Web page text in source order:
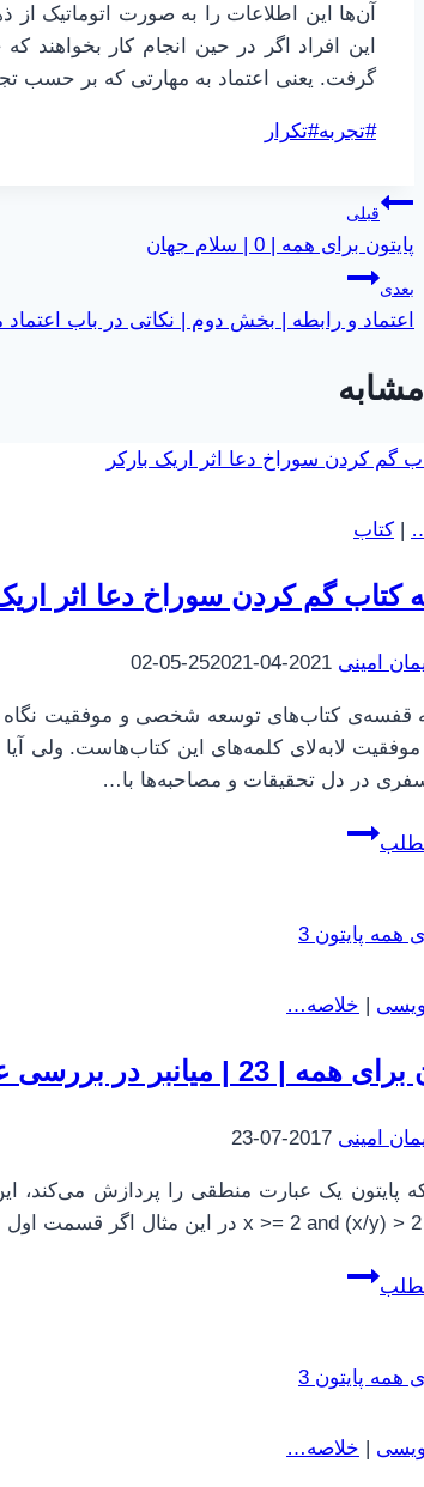
آن‌ها این اطلاعات را به صورت اتوماتیک
این افراد اگر در حین انجام کار بخواهند که
گرفت. یعنی اعتماد به مهارتی که بر حسب
برچسب‌های
#تجربه#تکرار
راهبری
نوشته
قبلی
پایتون برای همه | 0 | سلام جهان
بعدی
اعتماد و رابطه | بخش دوم | نکاتی در باب اعتماد
| کتاب
کتاب گم کردن سوراخ دعا اثر اریک
امینی 2021-04-25
2021-05-02
قفسه‌ی کتاب‌های توسعه شخصی و موفقیت نگاه
لابه‌لای کلمه‌های این کتاب‌هاست. ولی
در دل تحقیقات و مصاحبه‌ها با…
خلاصه
کردن
دعا
اریک
بارکر
| خلاصه…
در بررسی عبارت‌های منطقی، واژگان و تمرین‌های فصل ۳
امینی 2017-07-23
پایتون یک عبارت منطقی را پردازش
پایتون
|
| خلاصه…